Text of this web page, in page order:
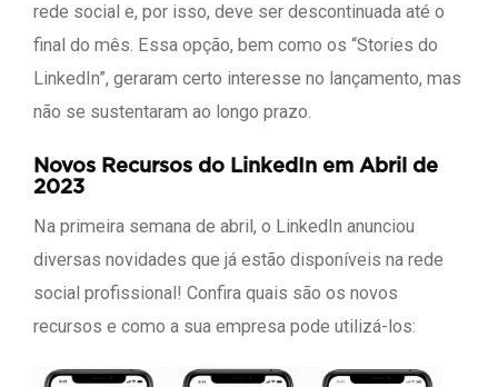
rede social e, por isso, deve ser descontinuada até o
final do mês. Essa opção, bem como os “Stories do
LinkedIn”, geraram certo interesse no lançamento, mas
não se sustentaram ao longo prazo.
Novos Recursos do LinkedIn em Abril de
2023
Na primeira semana de abril, o LinkedIn anunciou
diversas novidades que já estão disponíveis na rede
social profissional! Confira quais são os novos
recursos e como a sua empresa pode utilizá-los: